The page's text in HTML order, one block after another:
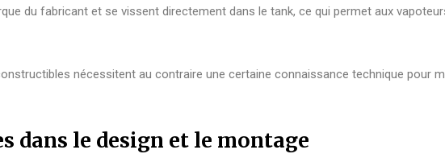
du fabricant et se vissent directement dans le tank, ce qui permet aux
nécessitent au contraire une certaine connaissance technique pour
dans le design et le montage